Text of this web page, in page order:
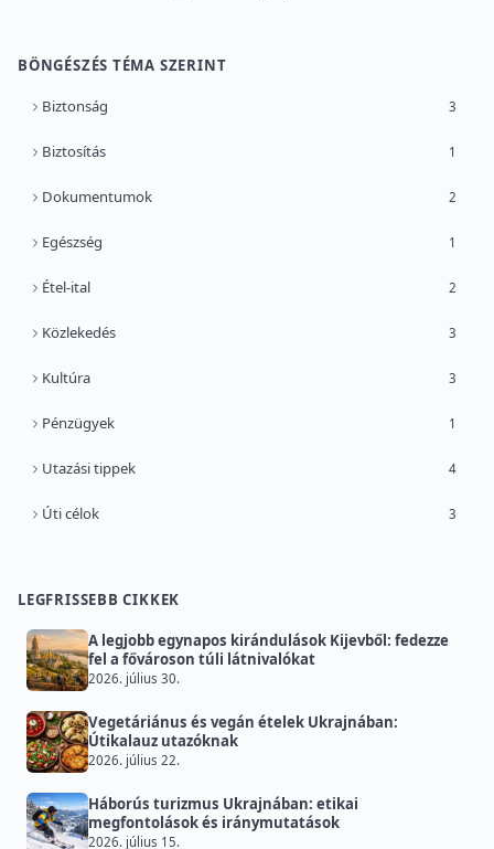
BÖNGÉSZÉS TÉMA SZERINT
Biztonság 3
Biztosítás 1
Dokumentumok 2
Egészség 1
Étel-ital 2
Közlekedés 3
Kultúra 3
Pénzügyek 1
Utazási tippek 4
Úti célok 3
LEGFRISSEBB CIKKEK
A legjobb egynapos kirándulások Kijevből: fedezze
fel a fővároson túli látnivalókat
2026. július 30.
Vegetáriánus és vegán ételek Ukrajnában:
Útikalauz utazóknak
2026. július 22.
Háborús turizmus Ukrajnában: etikai
megfontolások és iránymutatások
2026. július 15.